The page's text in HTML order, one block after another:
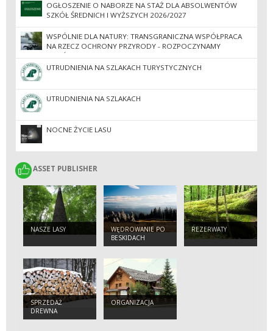
OGŁOSZENIE O NABORZE NA STAŻ DLA ABSOLWENTÓW
SZKÓŁ ŚREDNICH I WYŻSZYCH 2026/2027
WSPÓLNIE DLA NATURY: TRANSGRANICZNA WSPÓŁPRACA
NA RZECZ OCHRONY PRZYRODY - ROZPOCZYNAMY
WSPÓLNE PATROLE
UTRUDNIENIA NA SZLAKACH TURYSTYCZNYCH
UTRUDNIENIA NA SZLAKACH
NOCNE ŻYCIE LASU
ASSET PUBLISHER
ASSET PUBLISHER
NASZE LASY
WĘDROWANIE PO
BESKIDACH
REZERWATY
SPRZEDAŻ
DREWNA
ORGANIZACJA